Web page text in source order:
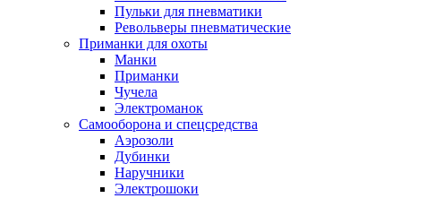
Пульки для пневматики
Револьверы пневматические
Приманки для охоты
Манки
Приманки
Чучела
Электроманок
Самооборона и спецсредства
Аэрозоли
Дубинки
Наручники
Электрошоки